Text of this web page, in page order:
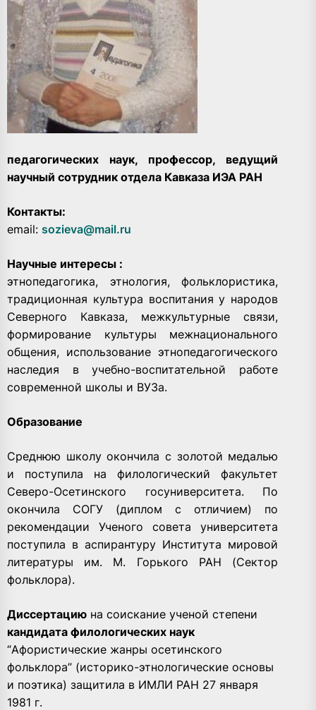
педагогических наук, профессор, ведущий
научный сотрудник отдела Кавказа ИЭА РАН
Контакты:
email: sozieva@mail.ru
Научные интересы :
этнопедагогика, этнология, фольклористика,
традиционная культура воспитания у народов
Северного Кавказа, межкультурные связи,
формирование культуры межнационального
общения, использование этнопедагогического
наследия в учебно-воспитательной работе
современной школы и ВУЗа.
Образование
Среднюю школу окончила с золотой медалью
и поступила на филологический факультет
Северо-Осетинского госуниверситета. По
окончила СОГУ (диплом с отличием) по
рекомендации Ученого совета университета
поступила в аспирантуру Института мировой
литературы им. М. Горького РАН (Сектор
фольклора).
Диссертацию на соискание ученой степени
кандидата филологических наук
“Афористические жанры осетинского
фольклора” (историко-этнологические основы
и поэтика) защитила в ИМЛИ РАН 27 января
1981 г.